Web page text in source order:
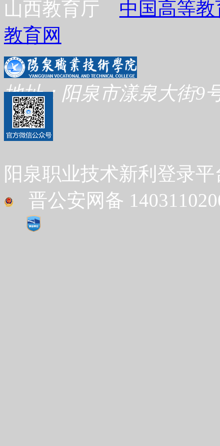
山西教育厅 中国高等
教育网
地址：阳泉市漾泉大街
阳泉职业技术新利登录
晋公安网备